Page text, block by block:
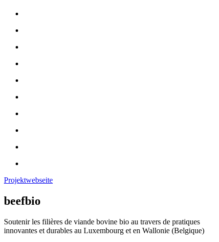
Projektwebseite
beefbio
Soutenir les filières de viande bovine bio au travers de pratiques
innovantes et durables au Luxembourg et en Wallonie (Belgique)